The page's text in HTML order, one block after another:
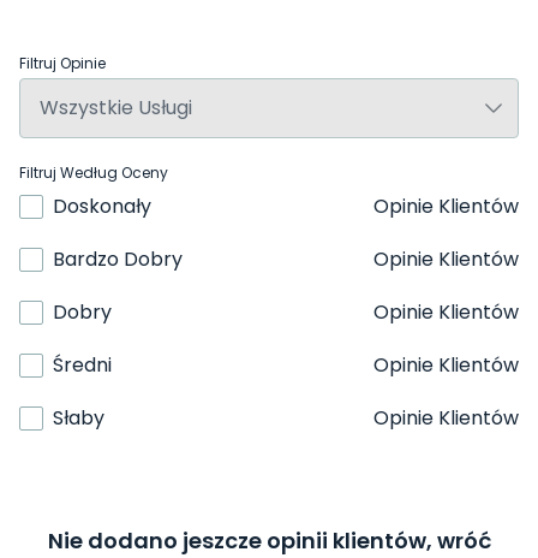
Filtruj Opinie
Filtruj Według Oceny
Doskonały
Opinie Klientów
Bardzo Dobry
Opinie Klientów
Dobry
Opinie Klientów
Średni
Opinie Klientów
Słaby
Opinie Klientów
Nie dodano jeszcze opinii klientów, wróć